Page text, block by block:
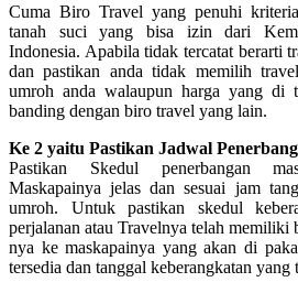
Cuma Biro Travel yang penuhi
tanah suci yang bisa izin dari
Indonesia. Apabila tidak tercatat berarti
dan pastikan anda tidak memilih
umroh anda walaupun harga yang di
banding dengan biro travel yang lain.
Ke 2 yaitu Pastikan Jadwal
Pastikan Skedul penerbangan
Maskapainya jelas dan sesuai jam
umroh. Untuk pastikan skedul
perjalanan atau Travelnya telah
nya ke maskapainya yang akan di
tersedia dan tanggal keberangkatan yang